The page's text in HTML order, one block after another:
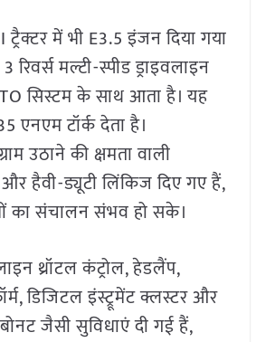
में भी E3.5 इंजन दिया गया
रिवर्स मल्टी-स्पीड ड्राइवलाइन
सिस्टम के साथ आता है। यह
एनएम टॉर्क देता है।
उठाने की क्षमता वाली
और हैवी-ड्यूटी लिंकिज दिए गए हैं,
का संचालन संभव हो सके।
थ्रॉटल कंट्रोल, हेडलैंप,
डिजिटल इंस्ट्रूमेंट क्लस्टर और
जैसी सुविधाएं दी गई हैं,